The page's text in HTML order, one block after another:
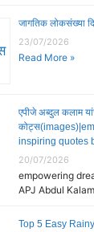
जागतिक लोकसंख्या
23/07/2026
Read More »
एपीजे अब्दुल कलाम
inspiring quotes
20/07/2026
empowering
APJ Abdul
Top 5 Easy